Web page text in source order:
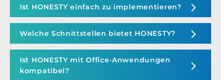
Ist HONESTY einfach zu implementieren?
Welche Schnittstellen bietet HONESTY?
Ist HONESTY mit Office-Anwendungen
kompatibel?